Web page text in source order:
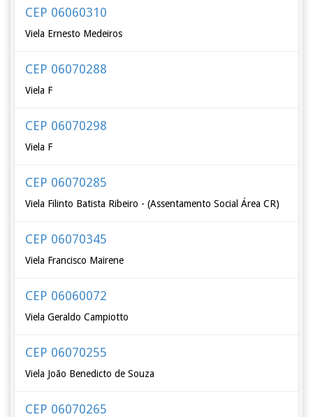
CEP 06060310
Viela Ernesto Medeiros
CEP 06070288
Viela F
CEP 06070298
Viela F
CEP 06070285
Viela Filinto Batista Ribeiro - (Assentamento Social Área CR)
CEP 06070345
Viela Francisco Mairene
CEP 06060072
Viela Geraldo Campiotto
CEP 06070255
Viela João Benedicto de Souza
CEP 06070265